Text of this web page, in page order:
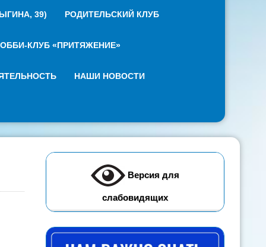
39) РОДИТЕЛЬСКИЙ КЛУБ
КЛУБ «ПРИТЯЖЕНИЕ»
НАШИ НОВОСТИ
Версия для
слабовидящих